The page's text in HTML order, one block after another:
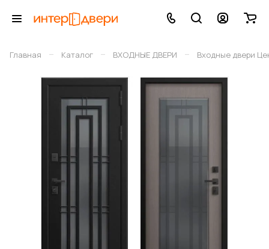
Главная – Каталог – ВХОДНЫЕ ДВЕРИ – Входные двери